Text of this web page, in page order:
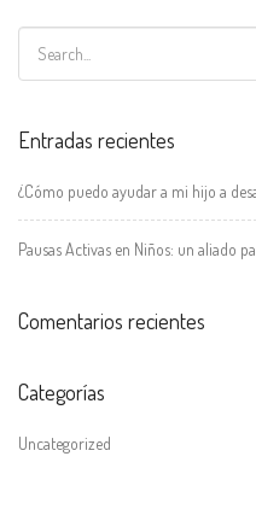
Entradas recientes
¿Cómo puedo ayudar a mi hijo a
Pausas Activas en Niños: un aliado
Comentarios recientes
Categorías
Uncategorized